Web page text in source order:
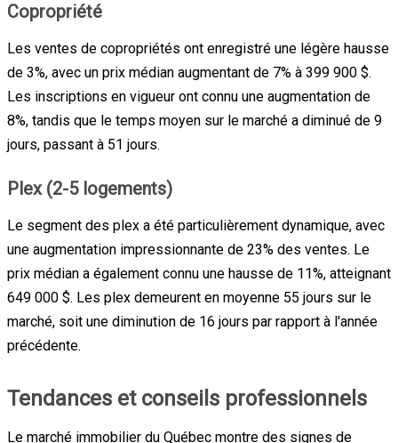
Copropriété
Les ventes de copropriétés ont enregistré une légère hausse
de 3%, avec un prix médian augmentant de 7% à 399 900 $.
Les inscriptions en vigueur ont connu une augmentation de
8%, tandis que le temps moyen sur le marché a diminué de 9
jours, passant à 51 jours.
Plex (2-5 logements)
Le segment des plex a été particulièrement dynamique, avec
une augmentation impressionnante de 23% des ventes. Le
prix médian a également connu une hausse de 11%, atteignant
649 000 $. Les plex demeurent en moyenne 55 jours sur le
marché, soit une diminution de 16 jours par rapport à l'année
précédente.
Tendances et conseils professionnels
Le marché immobilier du Québec montre des signes de